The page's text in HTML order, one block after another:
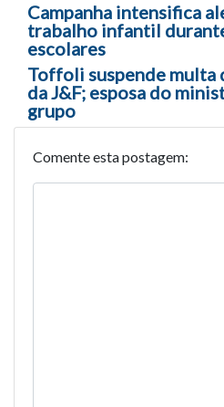
Navegação
Campanha intensifica
trabalho infantil
escolares
Toffoli suspende multa
da J&F; esposa do
grupo
Comente esta postagem: